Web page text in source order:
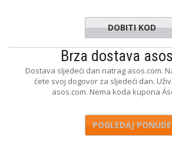
LEFRESH
DOBITI KOD
Brza dostava
Dostava sljedeći dan natrag asos.com.
ćete svoj dogovor za sljedeći dan.
asos.com. Nema koda kupona
POGLEDAJ PONUDE